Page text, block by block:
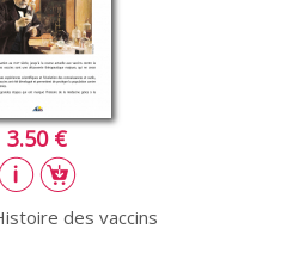
3.50 €
des vaccins